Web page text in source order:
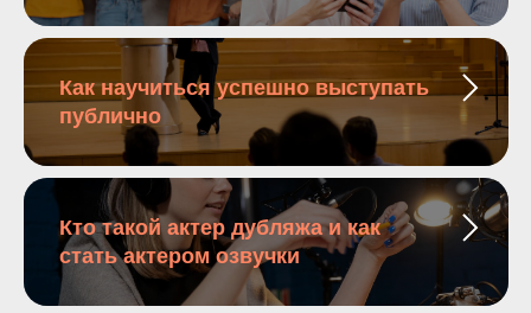
Как научиться успешно выступать
публично
Кто такой актер дубляжа и как
стать актером озвучки